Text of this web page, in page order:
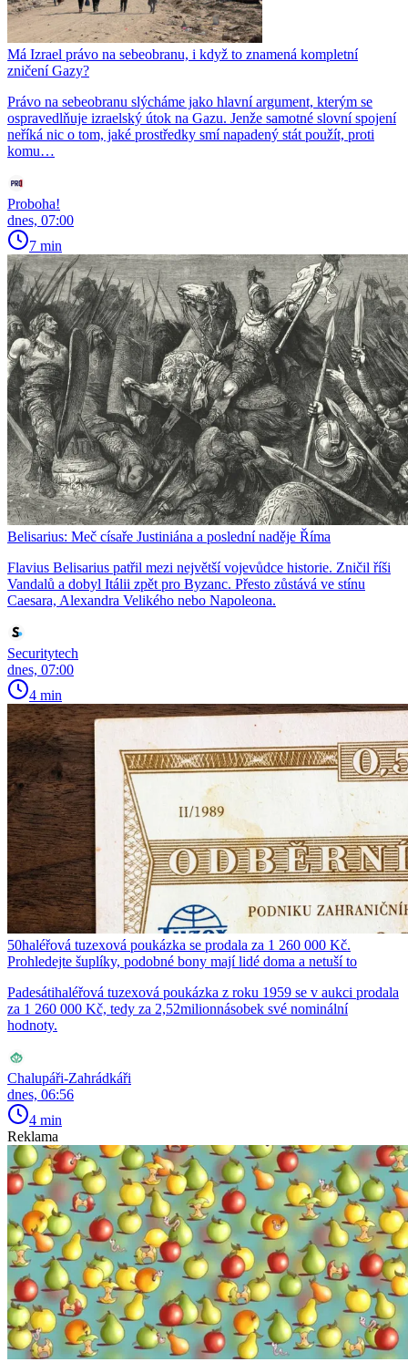
Má Izrael právo na sebeobranu, i když to znamená kompletní
zničení Gazy?
Právo na sebeobranu slýcháme jako hlavní argument, kterým se
ospravedlňuje izraelský útok na Gazu. Jenže samotné slovní spojení
neříká nic o tom, jaké prostředky smí napadený stát použít, proti
komu…
Proboha!
dnes, 07:00
7 min
Belisarius: Meč císaře Justiniána a poslední naděje Říma
Flavius Belisarius patřil mezi největší vojevůdce historie. Zničil říši
Vandalů a dobyl Itálii zpět pro Byzanc. Přesto zůstává ve stínu
Caesara, Alexandra Velikého nebo Napoleona.
Securitytech
dnes, 07:00
4 min
50haléřová tuzexová poukázka se prodala za 1 260 000 Kč.
Prohledejte šuplíky, podobné bony mají lidé doma a netuší to
Padesátihaléřová tuzexová poukázka z roku 1959 se v aukci prodala
za 1 260 000 Kč, tedy za 2,52milionnásobek své nominální
hodnoty.
Chalupáři-Zahrádkáři
dnes, 06:56
4 min
Reklama